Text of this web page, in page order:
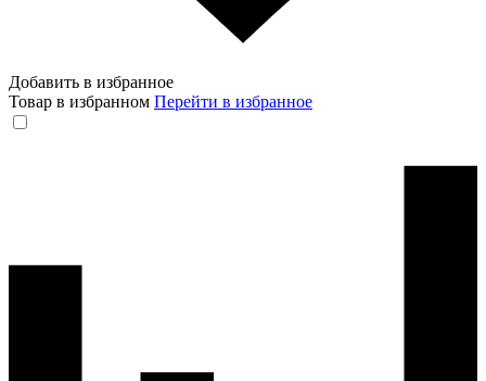
Добавить в избранное
Товар в избранном Перейти в избранное